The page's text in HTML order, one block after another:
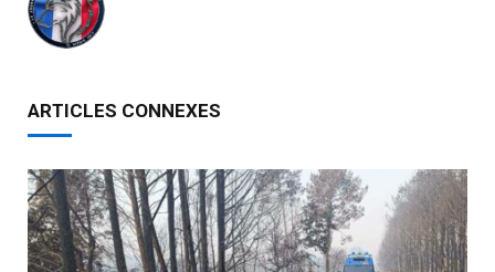
ARTICLES CONNEXES